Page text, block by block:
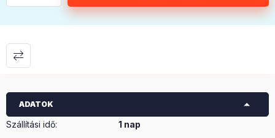
ADATOK
Szállítási idő: 1 nap